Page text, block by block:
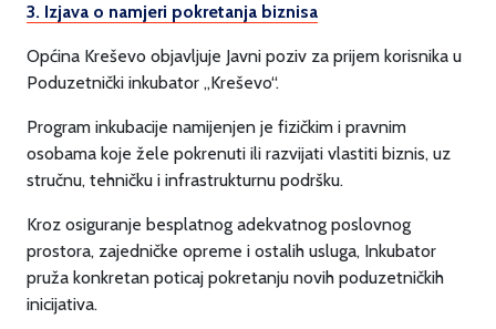
3. Izjava o namjeri pokretanja biznisa
Općina Kreševo objavljuje Javni poziv za prijem korisnika u
Poduzetnički inkubator „Kreševo“.
Program inkubacije namijenjen je fizičkim i pravnim
osobama koje žele pokrenuti ili razvijati vlastiti biznis, uz
stručnu, tehničku i infrastrukturnu podršku.
Kroz osiguranje besplatnog adekvatnog poslovnog
prostora, zajedničke opreme i ostalih usluga, Inkubator
pruža konkretan poticaj pokretanju novih poduzetničkih
inicijativa.